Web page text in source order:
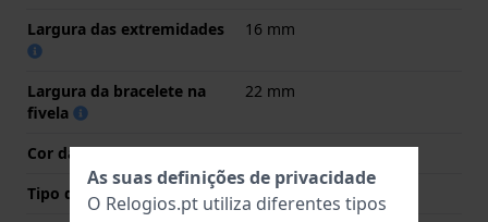
Largura das extremidades 16 mm
Largura da bracelete na
fivela
22 mm
Cor da bracelete
Preto
Tipo de Fecho
Fecho
As suas definições de privacidade
O Relogios.pt utiliza diferentes tipos